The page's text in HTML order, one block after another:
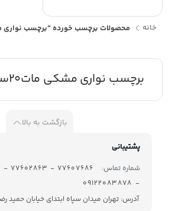
خانه محصولات برچسب خورده “برچسب نواری مشکی
برچسب نواری مشکی مات20سانت25متری
بازگشت به بالا
پشتیبانی
شماره تماس:
- 09122083878
آدرس: تهران میدان سپاه ابتدای خیابان حمید رضا